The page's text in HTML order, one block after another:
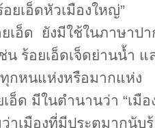
ยเอ็ดหัวเมืองใหญ่”
อ็ด ยังมีใช้ในภาษาปา
น ร้อยเอ็ดเจ็ดย่านน้ำ แ
กหนแห่งหรือมากแห่ง
อ็ด มีในตำนานว่า “เมือ
าเมืองที่มีประตูมากนับ